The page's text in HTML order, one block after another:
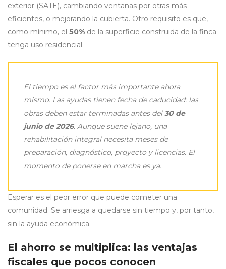
exterior (SATE), cambiando ventanas por otras más
eficientes, o mejorando la cubierta. Otro requisito es que,
como mínimo, el 50% de la superficie construida de la finca
tenga uso residencial.
El tiempo es el factor más importante ahora
mismo. Las ayudas tienen fecha de caducidad: las
obras deben estar terminadas antes del30 de
junio de 2026. Aunque suene lejano, una
rehabilitación integral necesita meses de
preparación, diagnóstico, proyecto y licencias. El
momento de ponerse en marcha es ya.
Esperar es el peor error que puede cometer una
comunidad. Se arriesga a quedarse sin tiempo y, por tanto,
sin la ayuda económica.
El ahorro se multiplica: las ventajas
fiscales que pocos conocen